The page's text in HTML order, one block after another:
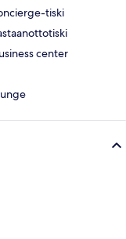
tiski
center